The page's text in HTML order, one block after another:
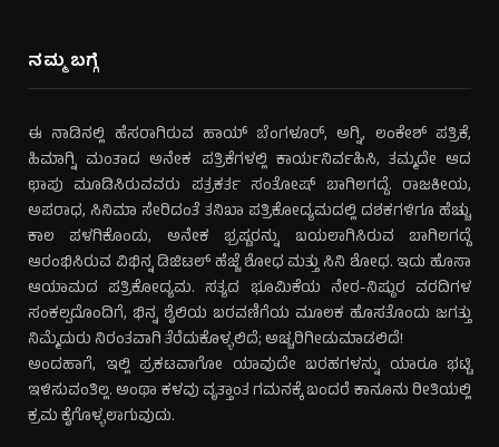
ನಮ್ಮ ಬಗ್ಗೆ
ಈ ನಾಡಿನಲ್ಲಿ ಹೆಸರಾಗಿರುವ ಹಾಯ್ ಬೆಂಗಳೂರ್, ಅಗ್ನಿ, ಲಂಕೇಶ್ ಪತ್ರಿಕೆ,
ಹಿಮಾಗ್ನಿ ಮಂತಾದ ಅನೇಕ ಪತ್ರಿಕೆಗಳಲ್ಲಿ ಕಾರ್ಯನಿರ್ವಹಿಸಿ, ತಮ್ಮದೇ ಆದ
ಛಾಪು ಮೂಡಿಸಿರುವವರು ಪತ್ರಕರ್ತ ಸಂತೋಷ್ ಬಾಗಿಲಗದ್ದೆ. ರಾಜಕೀಯ,
ಅಪರಾಧ, ಸಿನಿಮಾ ಸೇರಿದಂತೆ ತನಿಖಾ ಪತ್ರಿಕೋದ್ಯಮದಲ್ಲಿ ದಶಕಗಳಿಗೂ ಹೆಚ್ಚು
ಕಾಲ ಪಳಗಿಕೊಂಡು, ಅನೇಕ ಭ್ರಷ್ಟರನ್ನು ಬಯಲಾಗಿಸಿರುವ ಬಾಗಿಲಗದ್ದೆ
ಆರಂಭಿಸಿರುವ ವಿಭಿನ್ನ ಡಿಜಿಟಲ್ ಹೆಜ್ಜೆ ಶೋಧ ಮತ್ತು ಸಿನಿ ಶೋಧ. ಇದು ಹೊಸಾ
ಆಯಾಮದ ಪತ್ರಿಕೋದ್ಯಮ. ಸತ್ಯದ ಭೂಮಿಕೆಯ ನೇರ-ನಿಷ್ಠುರ ವರದಿಗಳ
ಸಂಕಲ್ಪದೊಂದಿಗೆ, ಭಿನ್ನ ಶೈಲಿಯ ಬರವಣಿಗೆಯ ಮೂಲಕ ಹೊಸತೊಂದು ಜಗತ್ತು
ನಿಮ್ಮೆದುರು ನಿರಂತವಾಗಿ ತೆರೆದುಕೊಳ್ಳಲಿದೆ; ಅಚ್ಚರಿಗೀಡುಮಾಡಲಿದೆ!
ಅಂದಹಾಗೆ, ಇಲ್ಲಿ ಪ್ರಕಟವಾಗೋ ಯಾವುದೇ ಬರಹಗಳನ್ನು ಯಾರೂ ಭಟ್ಟಿ
ಇಳಿಸುವಂತಿಲ್ಲ. ಅಂಥಾ ಕಳವು ವೃತ್ತಾಂತ ಗಮನಕ್ಕೆ ಬಂದರೆ ಕಾನೂನು ರೀತಿಯಲ್ಲಿ
ಕ್ರಮ ಕೈಗೊಳ್ಳಲಾಗುವುದು.